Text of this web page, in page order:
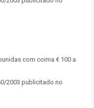
com coima € 100 a
2003 publicitado no